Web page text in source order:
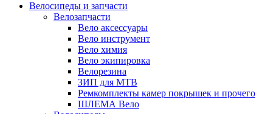
Велосипеды и запчасти
Велозапчасти
Вело аксессуары
Вело инструмент
Вело химия
Вело экипировка
Велорезина
ЗИП для MTB
Ремкомплекты камер покрышек и прочего
ШЛЕМА Вело